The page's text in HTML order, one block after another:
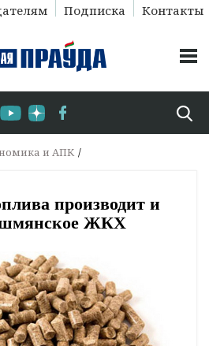
Подписка Контакты
и АПК
производит и
ЖКХ